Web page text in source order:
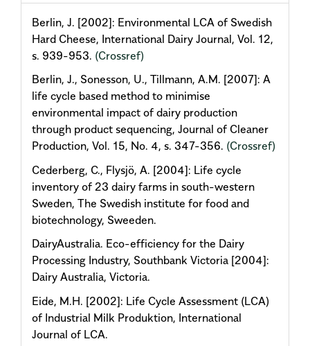
Berlin, J. [2002]: Environmental LCA of Swedish
Hard Cheese, International Dairy Journal, Vol. 12,
s. 939-953. (Crossref)
Berlin, J., Sonesson, U., Tillmann, A.M. [2007]: A
life cycle based method to minimise
environmental impact of dairy production
through product sequencing, Journal of Cleaner
Production, Vol. 15, No. 4, s. 347-356. (Crossref)
Cederberg, C., Flysjö, A. [2004]: Life cycle
inventory of 23 dairy farms in south-western
Sweden, The Swedish institute for food and
biotechnology, Sweeden.
DairyAustralia. Eco-efficiency for the Dairy
Processing Industry, Southbank Victoria [2004]:
Dairy Australia, Victoria.
Eide, M.H. [2002]: Life Cycle Assessment (LCA)
of Industrial Milk Produktion, International
Journal of LCA.